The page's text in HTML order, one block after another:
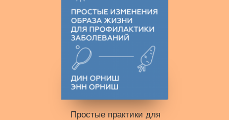
Простые практики для